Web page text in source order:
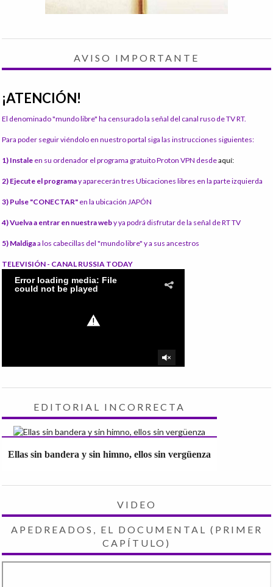
AVISO IMPORTANTE
¡ATENCIÓN!
El denominado "mundo libre" ha censurado la señal del canal ruso de TV RT.
Para poder seguir viéndolo en nuestro portal siga las instrucciones siguientes:
1) Instale en su ordenador el programa gratuito Proton VPN desdeaquí:
2) Ejecute el programay aparecerán tres Ubicaciones libres en la parte izquierda
3) Pulse "CONECTAR" en la ubicación JAPÓN
4) Vuelva a entrar en nuestra weby ya podrá disfrutar de la señal de RT TV
5) Maldigaa los cabecillas del "mundo libre" y a sus ancestros
TELEVISIÓN - CANAL RUSSIA TODAY
EDITORIAL INCORRECTA
Ellas sin bandera y sin himno, ellos sin vergüenza
VIDEO
APEDREADOS, EL DOCUMENTAL (PRIMER
CAPÍTULO)